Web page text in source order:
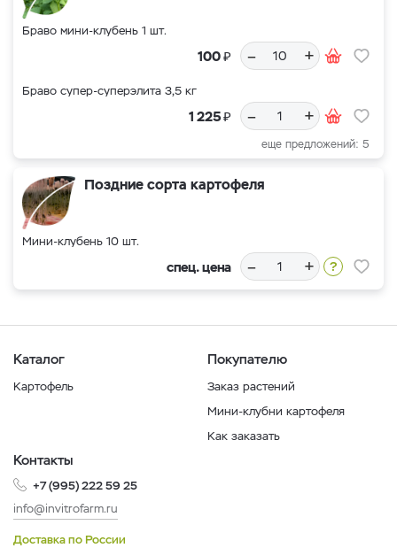
Браво мини-клубень 1 шт.
100₽ – +
Браво супер-суперэлита 3,5 кг
1 225₽ – +
еще предложений: 5
Поздние сорта картофеля
Мини-клубень 10 шт.
спец. цена – +
Каталог
Картофель
Покупателю
Заказ растений
Мини-клубни картофеля
Как заказать
Контакты
+7 (995) 222 59 25
info@invitrofarm.ru
Доставка по России